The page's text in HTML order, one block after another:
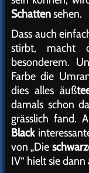
Schattensehen.
Dass auch
stirbt, macht
besonderem.
Farbe die
dies alles äuß
damals schon
grässlich fand.
Black
von „Die
IV“ hielt sie